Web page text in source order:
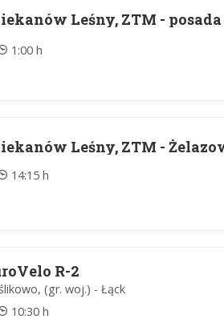
Leśny, ZTM -
1:00 h
Leśny, ZTM -
14:15 h
R-2
(gr. woj.) - Łąck
10:30 h